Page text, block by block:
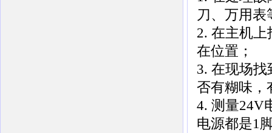
刀、万用表
2. 在主机
在位置；
3. 在现场
否有糊味，
4. 测量24V
电源都是1